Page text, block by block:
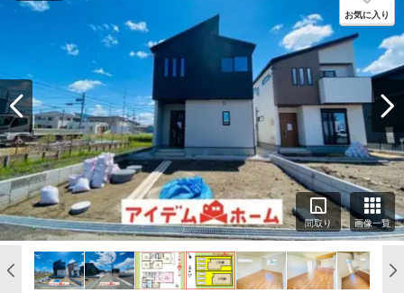
お気に入り
間取り 画像一覧